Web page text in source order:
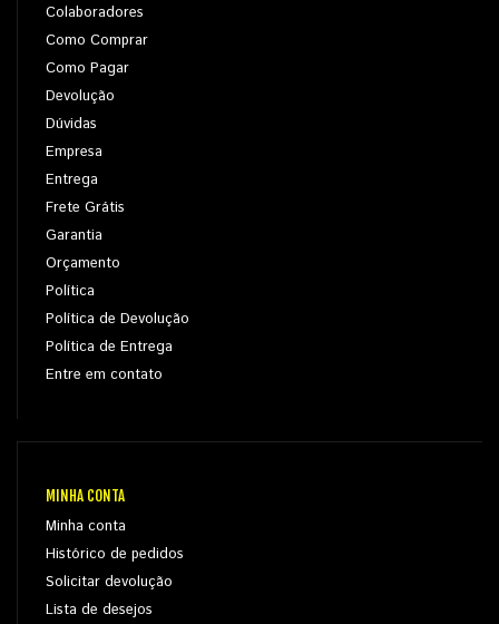
Colaboradores
Como Comprar
Como Pagar
Devolução
Dúvidas
Empresa
Entrega
Frete Grátis
Garantia
Orçamento
Política
Política de Devolução
Política de Entrega
Entre em contato
MINHA CONTA
Minha conta
Histórico de pedidos
Solicitar devolução
Lista de desejos